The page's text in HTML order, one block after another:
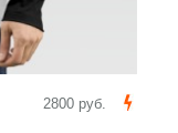
2800 руб.